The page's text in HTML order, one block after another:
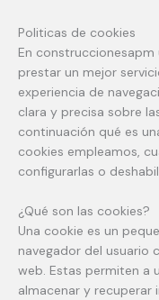
Politicas de cookies
En
prestar un mejor
experiencia de
clara y precisa sobre
continuación qué es
cookies empleamos,
configurarlas o
¿Qué son las cookies?
Una cookie es un
navegador del usuario
web. Estas permiten a
almacenar y